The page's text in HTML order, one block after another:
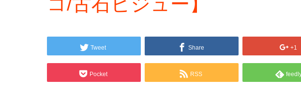
Tweet Share +1
Pocket RSS